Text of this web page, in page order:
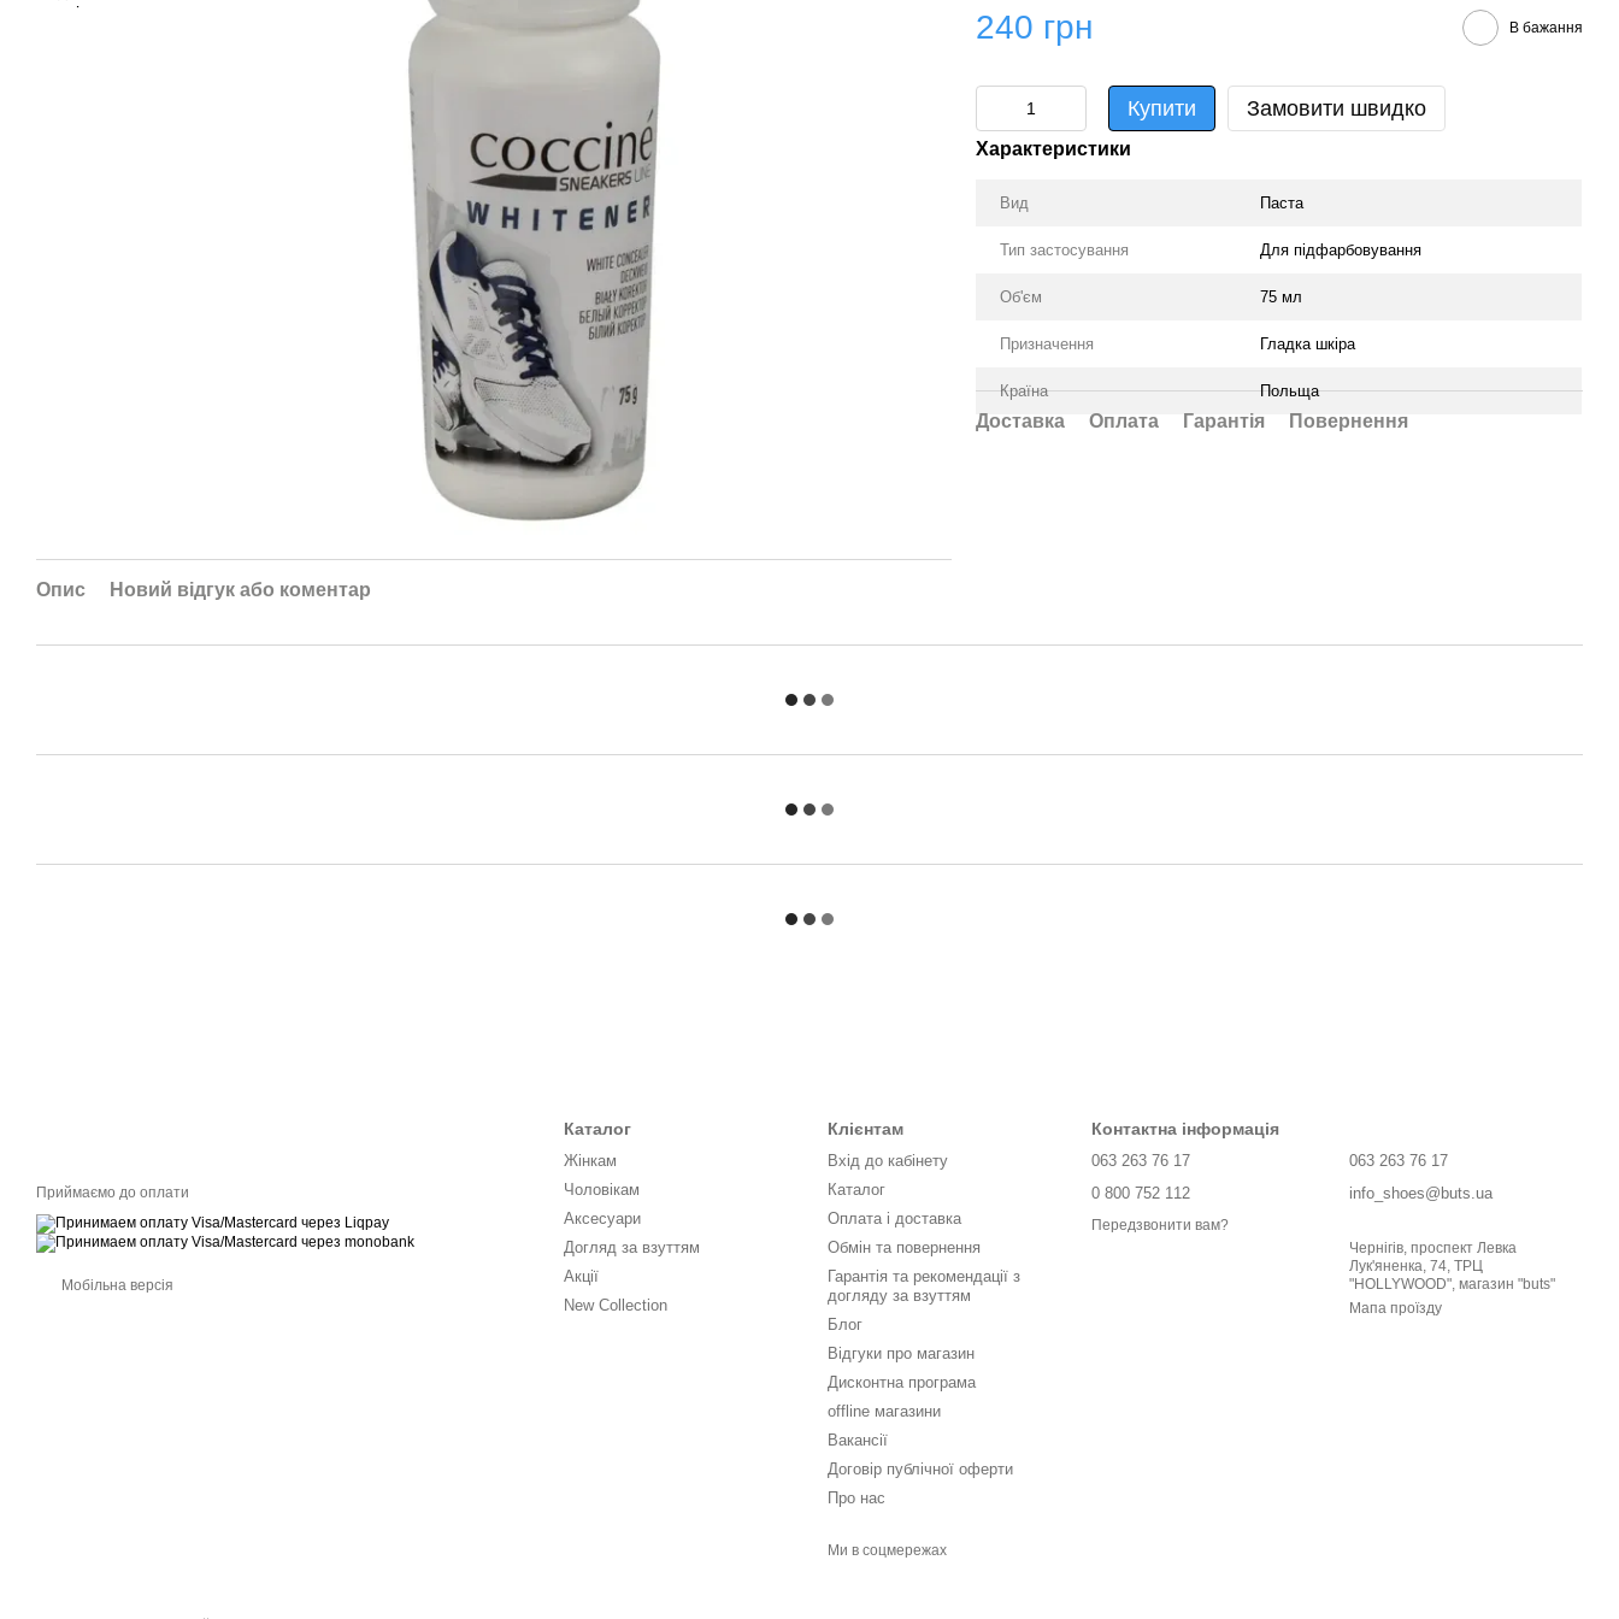
Опис Новий відгук або коментар
240 грн В бажання
Купити Замовити швидко
Характеристики
Вид Паста
Тип застосування Для підфарбовування
Об'єм 75 мл
Призначення Гладка шкіра
Країна Польща
Доставка Оплата Гарантія Повернення
Приймаємо до оплати
Мобільна версія
Каталог
Жінкам
Чоловікам
Аксесуари
Догляд за взуттям
Акції
New Collection
Клієнтам
Вхід до кабінету
Каталог
Оплата і доставка
Обмін та повернення
Гарантія та рекомендації з
догляду за взуттям
Блог
Відгуки про магазин
Дисконтна програма
offline магазини
Вакансії
Договір публічної оферти
Про нас
Ми в соцмережах
Контактна інформація
063 263 76 17
0 800 752 112
Передзвонити вам?
063 263 76 17
info_shoes@buts.ua
Чернігів, проспект Левка
Лук'яненка, 74, ТРЦ
"HOLLYWOOD", магазин "buts"
Мапа проїзду